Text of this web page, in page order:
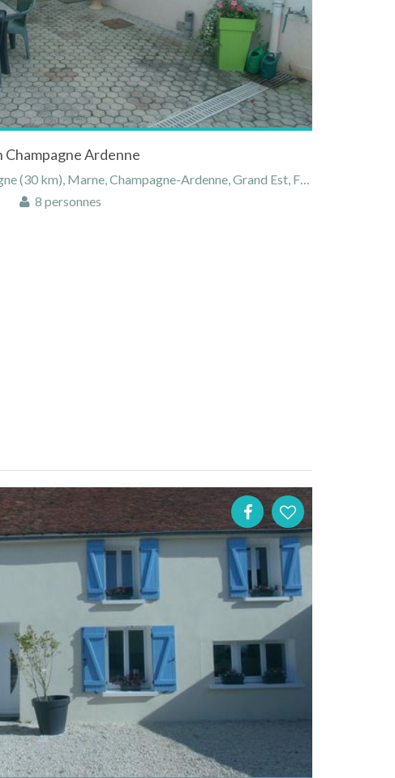
Champagne Ardenne
(30 km), Marne, Champagne-Ardenne, Grand Est, France
8 personnes